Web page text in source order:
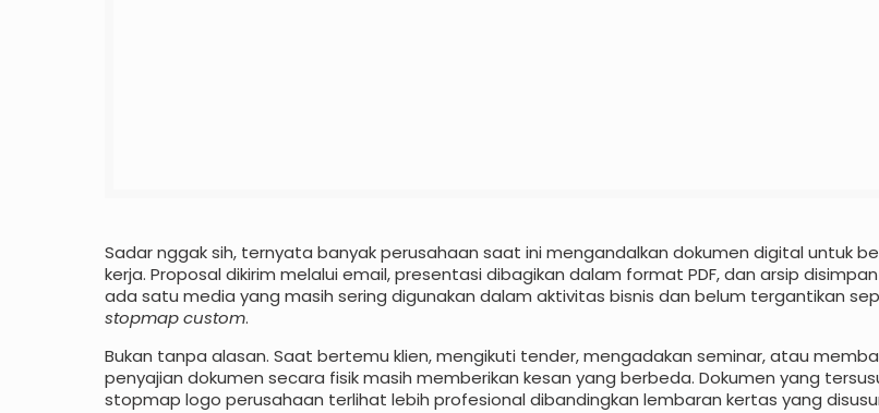
Sadar nggak sih, ternyata banyak perusahaan saat ini mengandalkan dokumen digital untuk
kerja. Proposal dikirim melalui email, presentasi dibagikan dalam format PDF, dan arsip
ada satu media yang masih sering digunakan dalam aktivitas bisnis dan belum tergantikan
stopmap custom.
Bukan tanpa alasan. Saat bertemu klien, mengikuti tender, mengadakan seminar, atau
penyajian dokumen secara fisik masih memberikan kesan yang berbeda. Dokumen yang
stopmap logo perusahaan terlihat lebih profesional dibandingkan lembaran kertas yang